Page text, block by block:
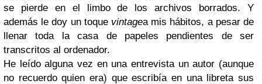
se pierde en el limbo de los archivos borrados. Y
además le doy un toque vintagea mis hábitos, a pesar de
llenar toda la casa de papeles pendientes de ser
transcritos al ordenador.
He leído alguna vez en una entrevista un autor (aunque
no recuerdo quien era) que escribía en una libreta sus